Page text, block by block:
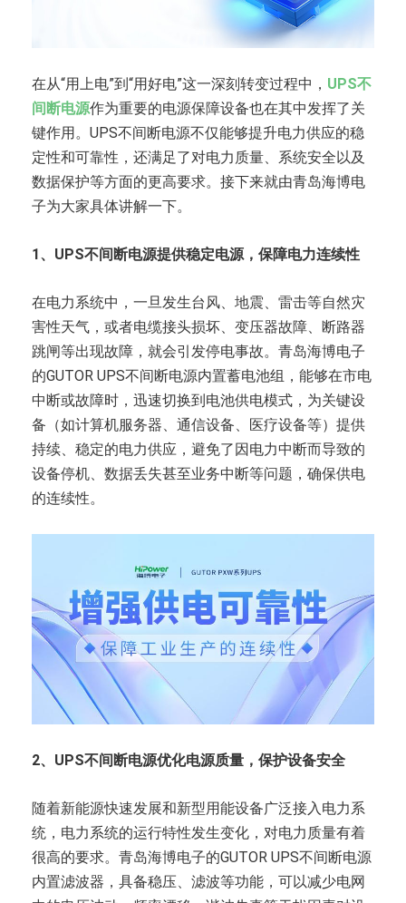
在从“用上电”到“用好电”这一深刻转变过程中， UPS不
间断电源作为重要的电源保障设备也在其中发挥了关
键作用。UPS不间断电源不仅能够提升电力供应的稳
定性和可靠性，还满足了对电力质量、系统安全以及
数据保护等方面的更高要求。接下来就由青岛海博电
子为大家具体讲解一下。
1、UPS不间断电源提供稳定电源，保障电力连续性
在电力系统中，一旦发生台风、地震、雷击等自然灾
害性天气，或者电缆接头损坏、变压器故障、断路器
跳闸等出现故障，就会引发停电事故。青岛海博电子
的GUTOR UPS不间断电源内置蓄电池组，能够在市电
中断或故障时，迅速切换到电池供电模式，为关键设
备（如计算机服务器、通信设备、医疗设备等）提供
持续、稳定的电力供应，避免了因电力中断而导致的
设备停机、数据丢失甚至业务中断等问题，确保供电
的连续性。
2、UPS不间断电源优化电源质量，保护设备安全
随着新能源快速发展和新型用能设备广泛接入电力系
统，电力系统的运行特性发生变化，对电力质量有着
很高的要求。青岛海博电子的GUTOR UPS不间断电源
内置滤波器，具备稳压、滤波等功能，可以减少电网